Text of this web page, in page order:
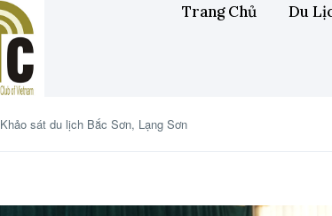
Trang Chủ Du
Khảo sát du lịch Bắc Sơn, Lạng Sơn